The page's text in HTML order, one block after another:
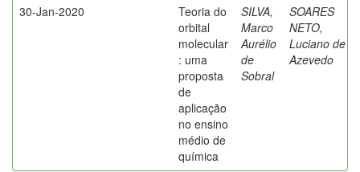
30-Jan-2020
Teoria do
orbital
molecular
: uma
proposta
de
aplicação
no ensino
médio de
química
SILVA,
Marco
Aurélio
de
Sobral
SOARES
NETO,
Luciano de
Azevedo